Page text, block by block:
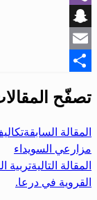
Viber
Snapchat
Email
تصفّح
المقالة السابقة
مزارعي السويداء
المقالة التاليةتربية
القروية في درعا.